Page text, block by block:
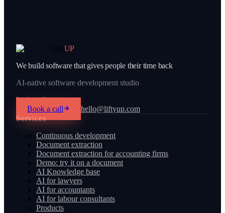
LiftyUP
We build software that gives people their time back
AI-native software development studio
Let's talk
Book a call
hello@liftyup.com
Services
Continuous development
Document extraction
Document extraction for accounting firms
Demo: try it on a document
AI Knowledge base
AI for lawyers
AI for accountants
AI for labour consultants
Products